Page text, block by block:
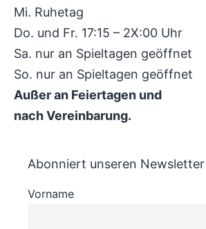
Mi. Ruhetag
Do. und Fr. 17:15 – 2X:00 Uhr
Sa. nur an Spieltagen geöffnet
So. nur an Spieltagen geöffnet
Außer an Feiertagen und
nach Vereinbarung.
Abonniert unseren Newsletter
Vorname